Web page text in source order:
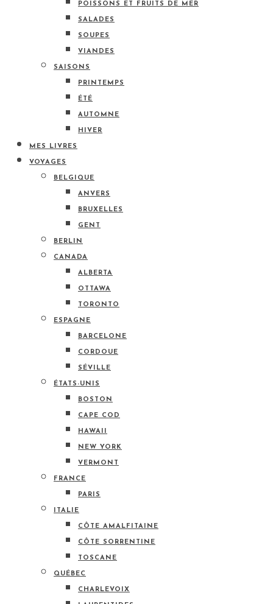
POISSONS ET FRUITS DE MER
SALADES
SOUPES
VIANDES
SAISONS
PRINTEMPS
ÉTÉ
AUTOMNE
HIVER
MES LIVRES
VOYAGES
BELGIQUE
ANVERS
BRUXELLES
GENT
BERLIN
CANADA
ALBERTA
OTTAWA
TORONTO
ESPAGNE
BARCELONE
CORDOUE
SÉVILLE
ÉTATS-UNIS
BOSTON
CAPE COD
HAWAII
NEW YORK
VERMONT
FRANCE
PARIS
ITALIE
CÔTE AMALFITAINE
CÔTE SORRENTINE
TOSCANE
QUÉBEC
CHARLEVOIX